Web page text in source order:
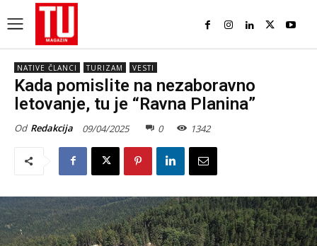
NATIVE ČLANCI TURIZAM VESTI
Kada pomislite na nezaboravno
letovanje, tu je “Ravna Planina”
Od Redakcija 09/04/2025 0 1342